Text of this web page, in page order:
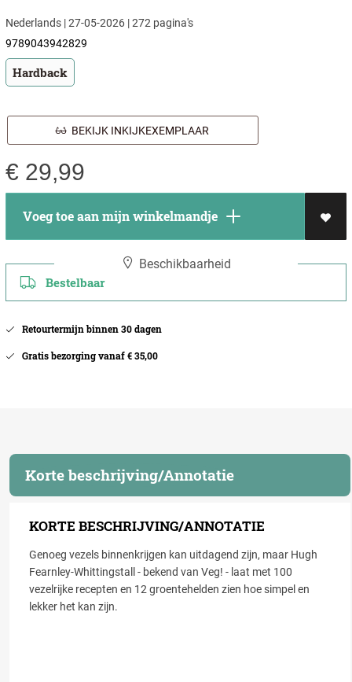
Nederlands | 27-05-2026 | 272 pagina's
9789043942829
Hardback
BEKIJK INKIJKEXEMPLAAR
€ 29,99
Voeg toe aan mijn winkelmandje
Beschikbaarheid
Bestelbaar
Retourtermijn binnen 30 dagen
Gratis bezorging vanaf € 35,00
Korte beschrijving/Annotatie
KORTE BESCHRIJVING/ANNOTATIE
Genoeg vezels binnenkrijgen kan uitdagend zijn, maar Hugh
Fearnley-Whittingstall - bekend van Veg! - laat met 100
vezelrijke recepten en 12 groentehelden zien hoe simpel en
lekker het kan zijn.